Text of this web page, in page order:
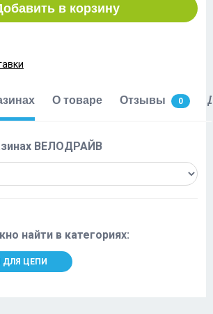
в корзину
О товаре Отзывы 0
ВЕЛОДРАЙВ
найти в категориях:
ДЛЯ ЦЕПИ